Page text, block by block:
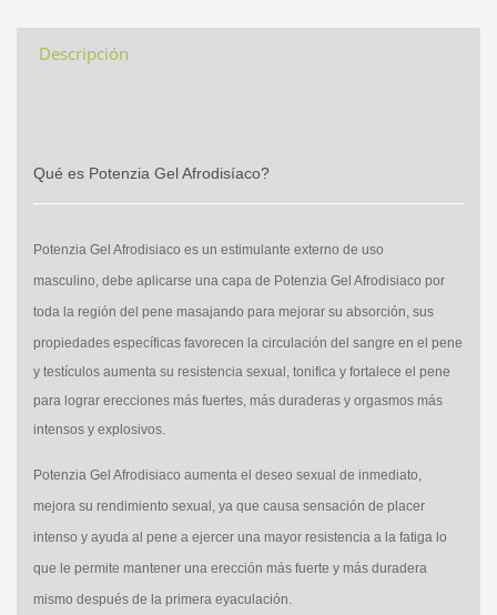
Descripción
Qué es Potenzia Gel Afrodisíaco?
Potenzia Gel Afrodisiaco es un estimulante externo de uso
masculino, debe aplicarse una capa de Potenzia Gel Afrodisiaco por
toda la región del pene masajando para mejorar su absorción, sus
propiedades específicas favorecen la circulación del sangre en el pene
y testículos aumenta su resistencia sexual, tonifica y fortalece el pene
para lograr erecciones más fuertes, más duraderas y orgasmos más
intensos y explosivos.
Potenzia Gel Afrodisiaco aumenta el deseo sexual de inmediato,
mejora su rendimiento sexual, ya que causa sensación de placer
intenso y ayuda al pene a ejercer una mayor resistencia a la fatiga lo
que le permite mantener una erección más fuerte y más duradera
mismo después de la primera eyaculación.